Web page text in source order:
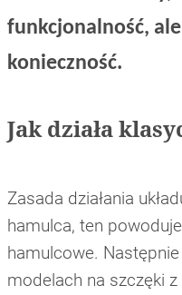
funkcjonalność,
konieczność.
Jak działa
Zasada działania
hamulca, ten
hamulcowe.
modelach na szczęki